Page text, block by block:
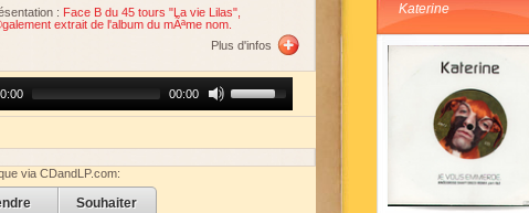
Katerine
: Face B du 45 tours "La vie Lilas",
extrait de l'album du mÃªme nom.
Plus d'infos
00:00
Up/Down
Arrow
increase
or
via CDandLP.com:
Souhaiter